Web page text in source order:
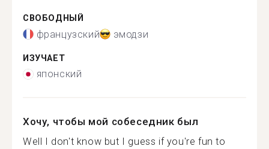
СВОБОДНЫЙ
французский эмодзи
ИЗУЧАЕТ
японский
Хочу, чтобы мой собеседник был
Well I don't know but I guess if you're fun to